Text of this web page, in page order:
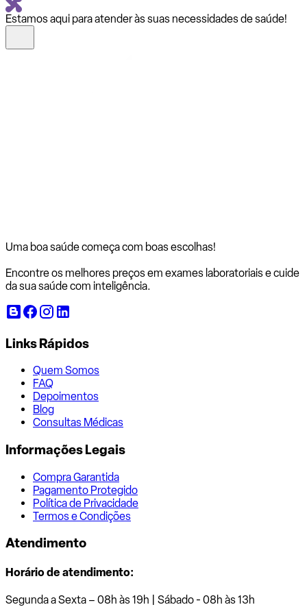
Estamos aqui para atender às suas necessidades de saúde!
Uma boa saúde começa com boas escolhas!
Encontre os melhores preços em exames laboratoriais e cuide
da sua saúde com inteligência.
Links Rápidos
Quem Somos
FAQ
Depoimentos
Blog
Consultas Médicas
Informações Legais
Compra Garantida
Pagamento Protegido
Política de Privacidade
Termos e Condições
Atendimento
Horário de atendimento:
Segunda a Sexta – 08h às 19h | Sábado - 08h às 13h